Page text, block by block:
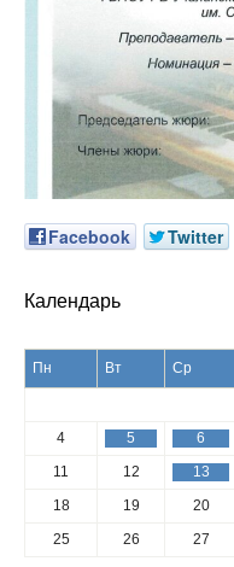
Facebook Twitter
Календарь
Пн
Вт Ср
4
5 6
11
12 13
18
19 20
25
26 27